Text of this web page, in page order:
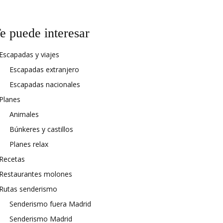
puede interesar
y viajes
Escapadas extranjero
Escapadas nacionales
Animales
Búnkeres y castillos
Planes relax
molones
senderismo
Senderismo fuera Madrid
Senderismo Madrid